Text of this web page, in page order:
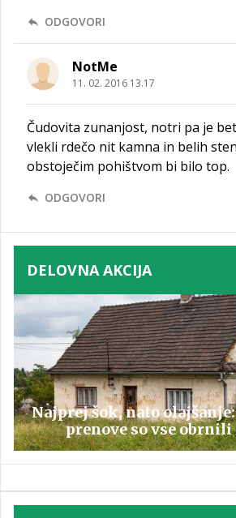
ODGOVORI
NotMe
11. 02. 2016 13.17
Čudovita zunanjost, notri pa je
vlekli rdečo nit kamna in belih
obstoječim pohištvom bi bilo top.
ODGOVORI
DELOVNA AKCIJA
Najprej šok, nato
prenove so vse obrnili